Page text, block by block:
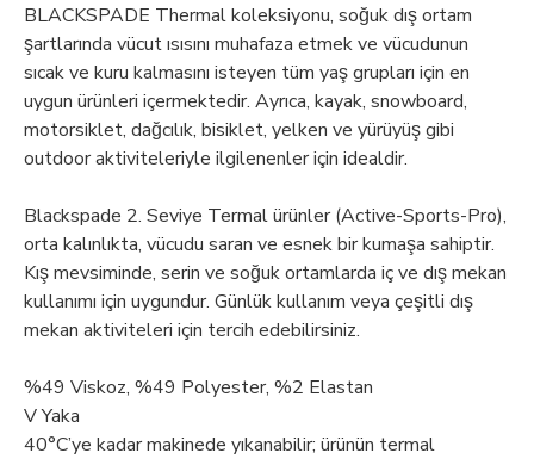
BLACKSPADE Thermal koleksiyonu, soğuk dış ortam
şartlarında vücut ısısını muhafaza etmek ve vücudunun
sıcak ve kuru kalmasını isteyen tüm yaş grupları için en
uygun ürünleri içermektedir. Ayrıca, kayak, snowboard,
motorsiklet, dağcılık, bisiklet, yelken ve yürüyüş gibi
outdoor aktiviteleriyle ilgilenenler için idealdir.
Blackspade 2. Seviye Termal ürünler (Active-Sports-Pro),
orta kalınlıkta, vücudu saran ve esnek bir kumaşa sahiptir.
Kış mevsiminde, serin ve soğuk ortamlarda iç ve dış mekan
kullanımı için uygundur. Günlük kullanım veya çeşitli dış
mekan aktiviteleri için tercih edebilirsiniz.
%49 Viskoz, %49 Polyester, %2 Elastan
V Yaka
40°C’ye kadar makinede yıkanabilir; ürünün termal